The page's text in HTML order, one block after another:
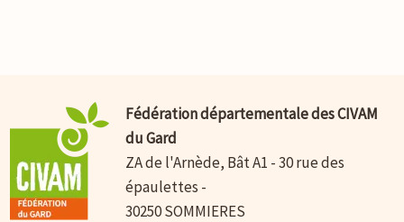
Fédération départementale des CIVAM
du Gard
ZA de l'Arnède, Bât A1 - 30 rue des
épaulettes -
30250 SOMMIERES